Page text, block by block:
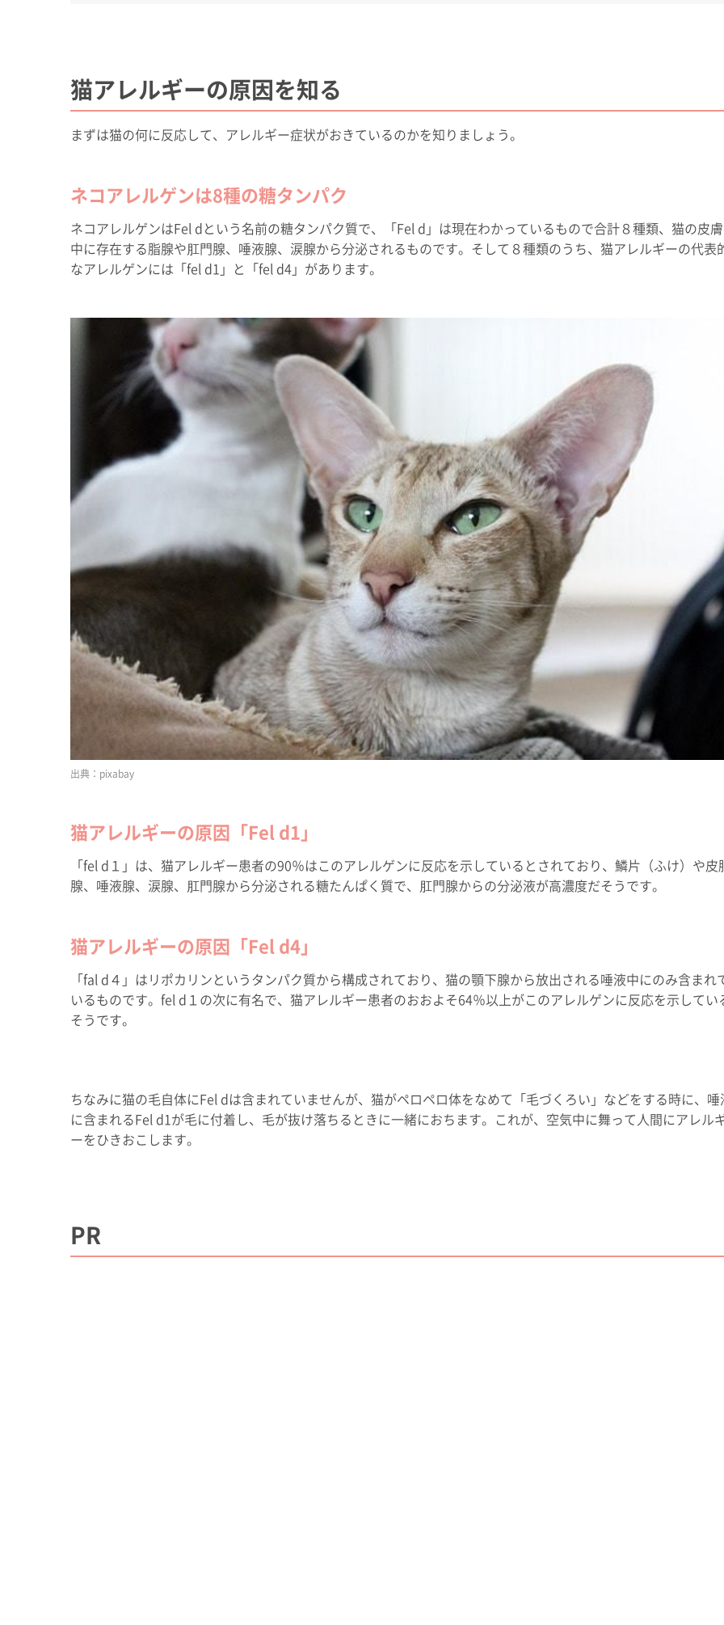
猫アレルギーの原因を知る
まずは猫の何に反応して、アレルギー症状がおきているのかを知りましょう。
ネコアレルゲンは8種の糖タンパク
ネコアレルゲンはFel dという名前の糖タンパク質で、「Fel d」は現在わかっているもので合計８種類、猫の皮膚
中に存在する脂腺や肛門腺、唾液腺、涙腺から分泌されるものです。そして８種類のうち、猫アレルギーの代表
なアレルゲンには「fel d1」と「fel d4」があります。
pixabay
猫アレルギーの原因「Fel d1」
「fel d１」は、猫アレルギー患者の90％はこのアレルゲンに反応を示しているとされており、鱗片（ふけ）や皮
腺、唾液腺、涙腺、肛門腺から分泌される糖たんぱく質で、肛門腺からの分泌液が高濃度だそうです。
猫アレルギーの原因「Fel d4」
「fal d４」はリポカリンというタンパク質から構成されており、猫の顎下腺から放出される唾液中にのみ含まれ
いるものです。fel d１の次に有名で、猫アレルギー患者のおおよそ64％以上がこのアレルゲンに反応を示してい
そうです。
ちなみに猫の毛自体にFel dは含まれていませんが、猫がペロペロ体をなめて「毛づくろい」などをする時に、唾
に含まれるFel d1が毛に付着し、毛が抜け落ちるときに一緒におちます。これが、空気中に舞って人間にアレル
ーをひきおこします。
PR